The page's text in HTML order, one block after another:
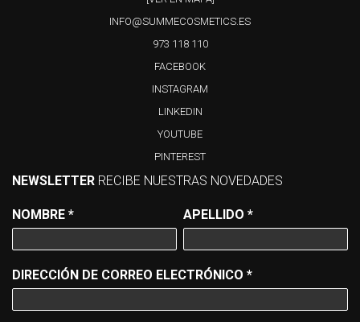
INFO@SUMMECOSMETICS.ES
973 118 110
FACEBOOK
INSTAGRAM
LINKEDIN
YOUTUBE
PINTEREST
NEWSLETTER RECIBE NUESTRAS NOVEDADES
NOMBRE * APELLIDO*
DIRECCIÓN DE CORREO ELECTRÓNICO *